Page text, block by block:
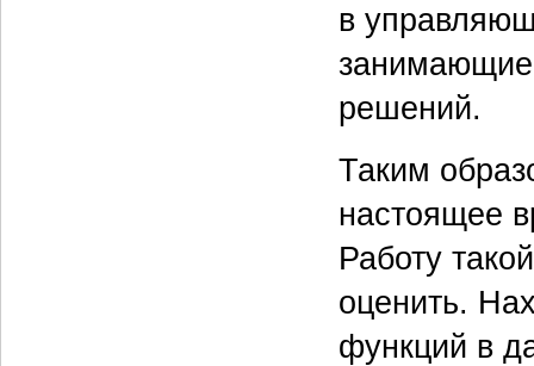
в
решений.
Таким
настоящее
Работу
оценить.
функций в